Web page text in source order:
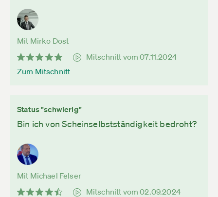
Mit Mirko Dost
Mitschnitt vom 07.11.2024
Zum Mitschnitt
Status "schwierig"
Bin ich von Scheinselbstständigkeit bedroht?
Mit Michael Felser
Mitschnitt vom 02.09.2024